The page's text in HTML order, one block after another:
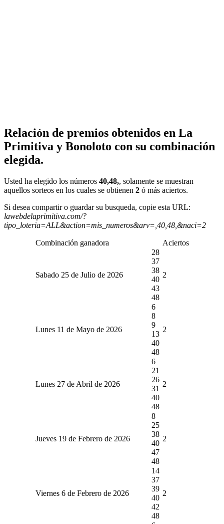
Relación de premios obtenidos en La
Primitiva y Bonoloto con su combinación
elegida.
Usted ha elegido los números 40,48,, solamente se muestran
aquellos sorteos en los cuales se obtienen 2 ó más aciertos.
Si desea compartir o guardar su busqueda, copie esta URL:
lawebdelaprimitiva.com/?
tipo_loteria=ALL&action=mis_numeros&arv=,40,48,&naci=2
Combinación ganadora Aciertos
Sabado 25 de Julio de 2026
28
37
38
40
43
48
2
Lunes 11 de Mayo de 2026
6
8
9
13
40
48
2
Lunes 27 de Abril de 2026
6
21
26
31
40
48
2
Jueves 19 de Febrero de 2026
8
25
38
40
47
48
2
Viernes 6 de Febrero de 2026
14
37
39
40
42
48
2